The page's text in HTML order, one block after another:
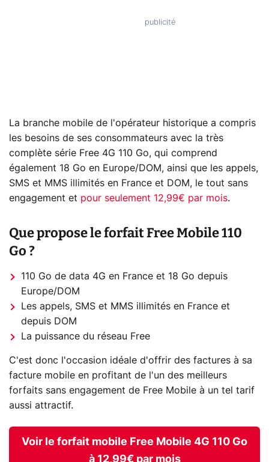
La branche mobile de l'opérateur historique a compris
les besoins de ses consommateurs avec la très
complète série Free 4G 110 Go, qui comprend
également 18 Go en Europe/DOM, ainsi que les appels,
SMS et MMS illimités en France et DOM, le tout sans
engagement et pour seulement 12,99€ par mois.
Que propose le forfait Free Mobile 110
Go ?
110 Go de data 4G en France et 18 Go depuis
Europe/DOM
Les appels, SMS et MMS illimités en France et
depuis DOM
La puissance du réseau Free
C'est donc l'occasion idéale d'offrir des factures à sa
facture mobile en profitant de l'un des meilleurs
forfaits sans engagement de Free Mobile à un tel tarif
aussi attractif.
Voir le forfait mobile Free Mobile 4G 110 Go
à 12,99€ par mois